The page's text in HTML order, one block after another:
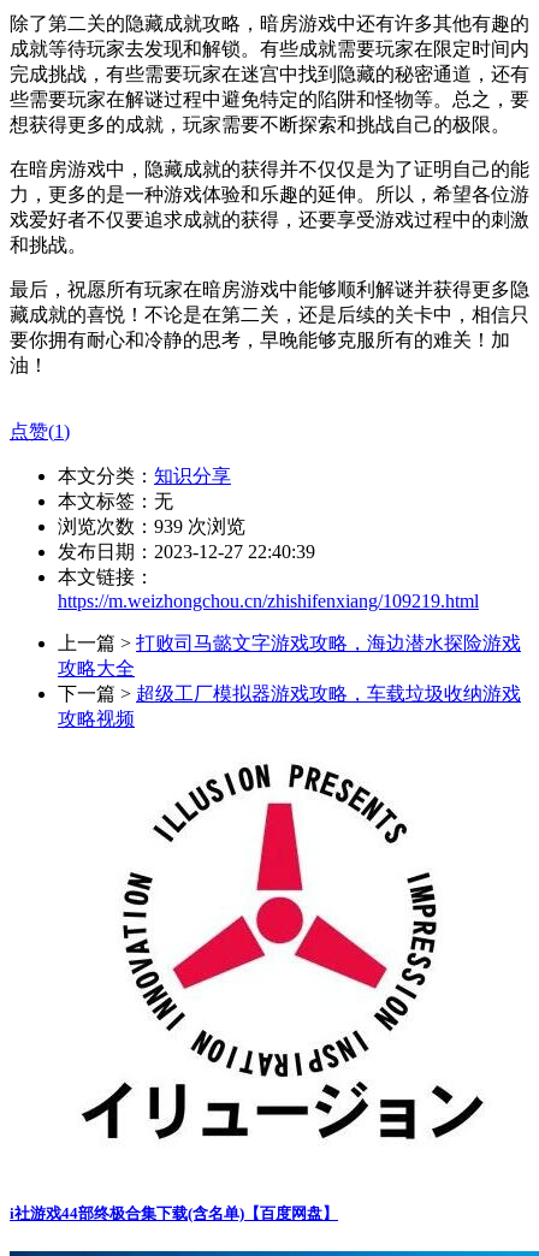
除了第二关的隐藏成就攻略，暗房游戏中还有许多其他有趣的
成就等待玩家去发现和解锁。有些成就需要玩家在限定时间内
完成挑战，有些需要玩家在迷宫中找到隐藏的秘密通道，还有
些需要玩家在解谜过程中避免特定的陷阱和怪物等。总之，要
想获得更多的成就，玩家需要不断探索和挑战自己的极限。
在暗房游戏中，隐藏成就的获得并不仅仅是为了证明自己的能
力，更多的是一种游戏体验和乐趣的延伸。所以，希望各位游
戏爱好者不仅要追求成就的获得，还要享受游戏过程中的刺激
和挑战。
最后，祝愿所有玩家在暗房游戏中能够顺利解谜并获得更多隐
藏成就的喜悦！不论是在第二关，还是后续的关卡中，相信只
要你拥有耐心和冷静的思考，早晚能够克服所有的难关！加
油！
点赞(1)
本文分类： 知识分享
本文标签：无
浏览次数： 939 次浏览
发布日期：2023-12-27 22:40:39
本文链接：
https://m.weizhongchou.cn/zhishifenxiang/109219.html
上一篇 > 打败司马懿文字游戏攻略，海边潜水探险游戏
攻略大全
下一篇 > 超级工厂模拟器游戏攻略，车载垃圾收纳游戏
攻略视频
i社游戏44部终极合集下载(含名单)【百度网盘】